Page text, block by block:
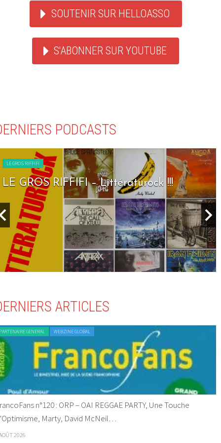
SOUTENIR SUR HELLOASSO
S'ABONNER SUR YOUTUBE
PODCASTS
LE GROS RIFFIFI
LE GROS RIFFIFI – Seven Days To Rock !!!
ARTICLES
GENERAL WEBZINE GLOBAL
n°120 : ORP – OAI REGGAE PARTY, Une Touche
Marty, David McNeil…
2026